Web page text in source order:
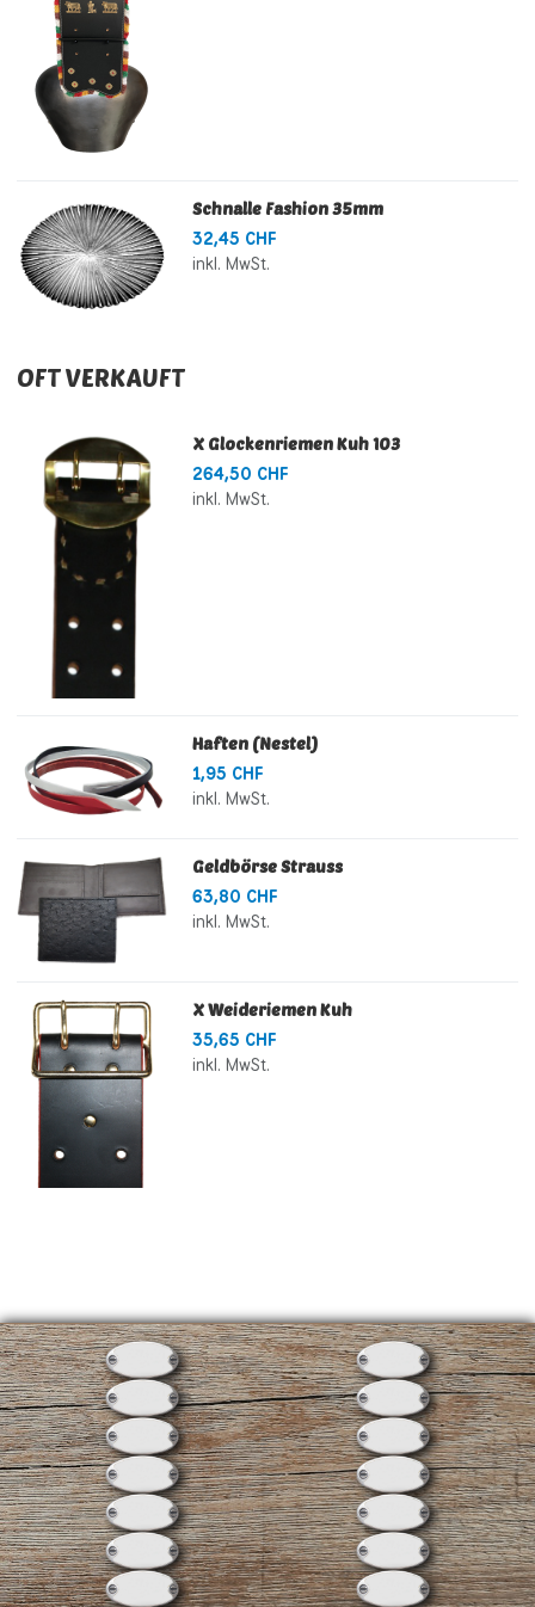
Schnalle Fashion 35mm
32,45 CHF
inkl. MwSt.
OFT VERKAUFT
X Glockenriemen Kuh 103
264,50 CHF
inkl. MwSt.
Haften (Nestel)
1,95 CHF
inkl. MwSt.
Geldbörse Strauss
63,80 CHF
inkl. MwSt.
X Weideriemen Kuh
35,65 CHF
inkl. MwSt.